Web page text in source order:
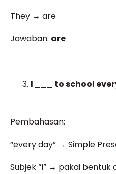
They → are
Jawaban: are
I ___ to school
Pembahasan:
“every day” → Simple
Subjek “I” → pakai bentuk